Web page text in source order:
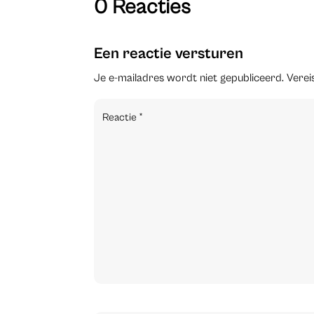
0 Reacties
Een reactie versturen
Je e-mailadres wordt niet gepubliceerd.